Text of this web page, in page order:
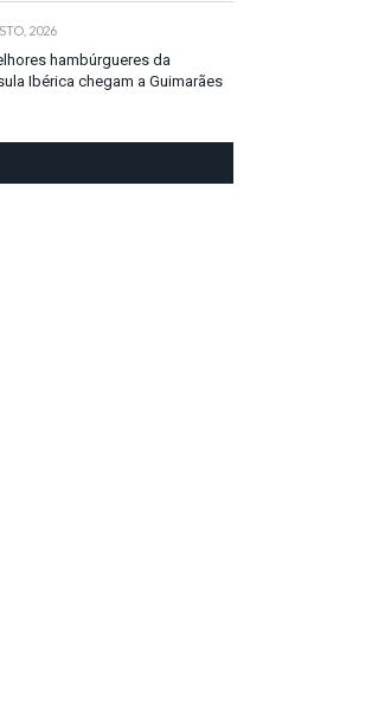
2026
hambúrgueres da
Ibérica chegam a Guimarães